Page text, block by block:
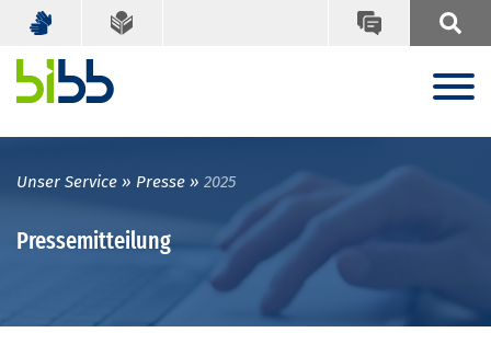
Unser Service Presse 2025
Pressemitteilung